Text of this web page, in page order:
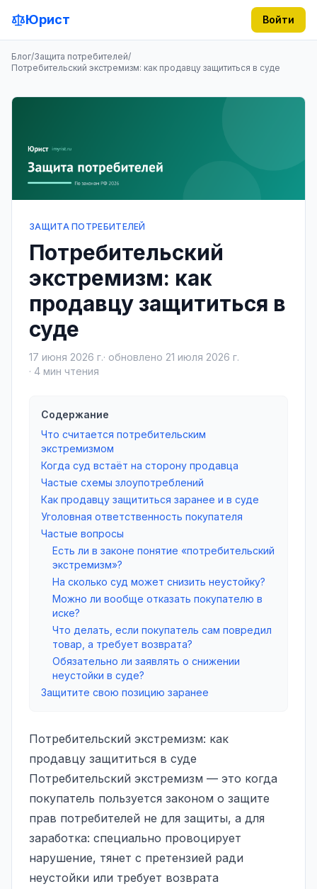
Юрист Войти
Блог/Защита потребителей/
Потребительский экстремизм: как продавцу защититься в суде
ЗАЩИТА ПОТРЕБИТЕЛЕЙ
Потребительский
экстремизм: как
продавцу защититься в
суде
17 июня 2026 г.· обновлено 21 июля 2026 г.
· 4 мин чтения
Содержание
Что считается потребительским
экстремизмом
Когда суд встаёт на сторону продавца
Частые схемы злоупотреблений
Как продавцу защититься заранее и в суде
Уголовная ответственность покупателя
Частые вопросы
Есть ли в законе понятие «потребительский
экстремизм»?
На сколько суд может снизить неустойку?
Можно ли вообще отказать покупателю в
иске?
Что делать, если покупатель сам повредил
товар, а требует возврата?
Обязательно ли заявлять о снижении
неустойки в суде?
Защитите свою позицию заранее
Потребительский экстремизм: как
продавцу защититься в суде
Потребительский экстремизм — это когда
покупатель пользуется законом о защите
прав потребителей не для защиты, а для
заработка: специально провоцирует
нарушение, тянет с претензией ради
неустойки или требует возврата